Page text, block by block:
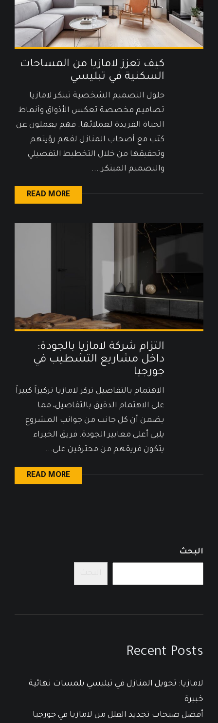
كيف تعزز لامازيا من المساحات
السكنية في تبليسي
حلول التصميم الشخصية تبتكر لامازيا
تصاميم مخصصة تعكس الأذواق وأنماط
الحياة الفريدة لعملائها. فهم يعملون عن
كثب مع أصحاب المنازل لفهم رؤيتهم
وتحقيقها من خلال التخطيط التفصيلي
والتصميم المبتكر....
READ MORE
التزام شركة لامازيا بالجودة:
داخل مشاريع التشطيب في
جورجيا
الاهتمام بالتفاصيل تركز لامازيا تركيزاً كبيراً
على الاهتمام الدقيق بالتفاصيل، مما
يضمن أن كل جانب من جوانب المشروع
يلبي أعلى معايير الجودة. فريق الخبراء
يتكون فريقهم من محترفين على...
READ MORE
البحث
Recent Posts
لامازيا: تحويل المنازل في تبليسي بلمسات نهائية
خبيرة
أفضل صيحات تجديد الفلل من لامازيا في جورجيا